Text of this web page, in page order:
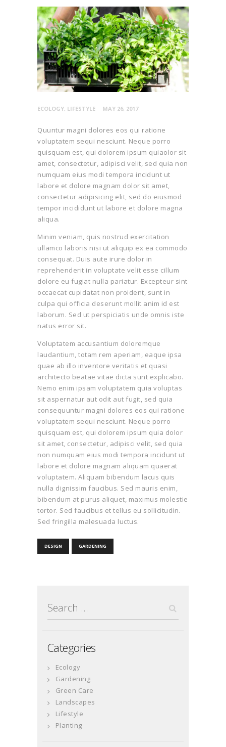
ECOLOGY, LIFESTYLE MAY 26, 2017
Quuntur magni dolores eos qui ratione
voluptatem sequi nesciunt. Neque porro
quisquam est, qui dolorem ipsum quiaolor sit
amet, consectetur, adipisci velit, sed quia non
numquam eius modi tempora incidunt ut
labore et dolore magnam dolor sit amet,
consectetur adipisicing elit, sed do eiusmod
tempor incididunt ut labore et dolore magna
aliqua.
Minim veniam, quis nostrud exercitation
ullamco laboris nisi ut aliquip ex ea commodo
consequat. Duis aute irure dolor in
reprehenderit in voluptate velit esse cillum
dolore eu fugiat nulla pariatur. Excepteur sint
occaecat cupidatat non proident, sunt in
culpa qui officia deserunt mollit anim id est
laborum. Sed ut perspiciatis unde omnis iste
natus error sit.
Voluptatem accusantium doloremque
laudantium, totam rem aperiam, eaque ipsa
quae ab illo inventore veritatis et quasi
architecto beatae vitae dicta sunt explicabo.
Nemo enim ipsam voluptatem quia voluptas
sit aspernatur aut odit aut fugit, sed quia
consequuntur magni dolores eos qui ratione
voluptatem sequi nesciunt. Neque porro
quisquam est, qui dolorem ipsum quia dolor
sit amet, consectetur, adipisci velit, sed quia
non numquam eius modi tempora incidunt ut
labore et dolore magnam aliquam quaerat
voluptatem. Aliquam bibendum lacus quis
nulla dignissim faucibus. Sed mauris enim,
bibendum at purus aliquet, maximus molestie
tortor. Sed faucibus et tellus eu sollicitudin.
Sed fringilla malesuada luctus.
DESIGN GARDENING
for:
Categories
Ecology
Gardening
Green Care
Landscapes
Lifestyle
Planting